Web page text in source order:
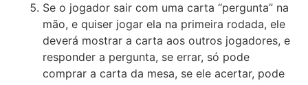
Se o jogador sair com uma carta “pergunta” na
mão, e quiser jogar ela na primeira rodada, ele
deverá mostrar a carta aos outros jogadores, e
responder a pergunta, se errar, só pode
comprar a carta da mesa, se ele acertar, pode